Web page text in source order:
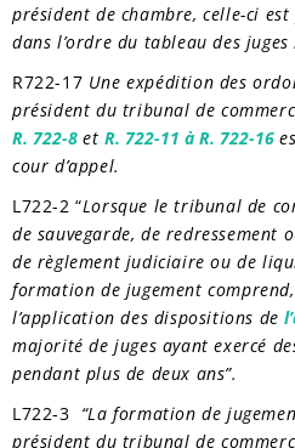
président de chambre, celle-ci
dans l’ordre du tableau des
R722-17 Une expédition des
président du tribunal de
R. 722-8 et R. 722-11 à R. 722-16
cour d’appel.
L722-2 “Lorsque le tribunal de
de sauvegarde, de
de règlement judiciaire ou de
formation de jugement
l’application des dispositions de
majorité de juges ayant exercé
pendant plus de deux ans”.
L722-3 “La formation de
président du tribunal de